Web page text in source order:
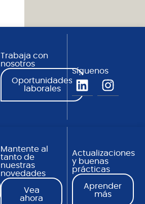
Trabaja con
nosotros
Oportunidades
laborales
Síguenos
Mantente al
tanto de
nuestras
novedades
Vea
ahora
Actualizaciones
y buenas
prácticas
Aprender
más